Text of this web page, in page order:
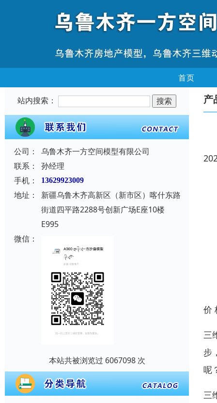
首页
站内搜索：
公司：
乌鲁木齐一方空间模型有限公司
联系：
孙经理
手机：
13629923009
地址：
新疆乌鲁木齐高新区（新市区）喀什东路
街道四平路2288号创新广场E座10楼
E995
微信：
本站共被浏览过 6067098 次
产
价
三
步
呢
三